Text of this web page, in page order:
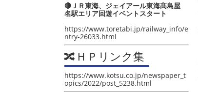
🔴ＪＲ東海、ジェイアール東海髙島屋
名駅エリア回遊イベントスタート
https://www.toretabi.jp/railway_info/e
ntry-26033.html
🔀ＨＰリンク集
https://www.kotsu.co.jp/newspaper_t
opics/2022/post_5238.html